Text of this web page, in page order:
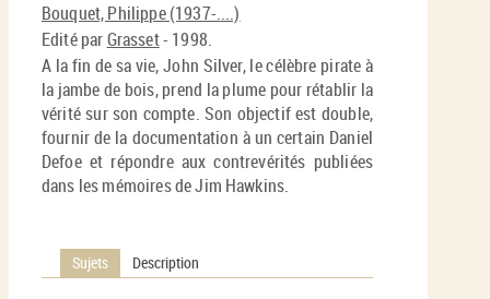
Bouquet, Philippe (1937-....)
Edité parGrasset- 1998.
A la fin de sa vie, John Silver, le célèbre pirate à
la jambe de bois, prend la plume pour rétablir la
vérité sur son compte. Son objectif est double,
fournir de la documentation à un certain Daniel
Defoe et répondre aux contrevérités publiées
dans les mémoires de Jim Hawkins.
Sujets Description